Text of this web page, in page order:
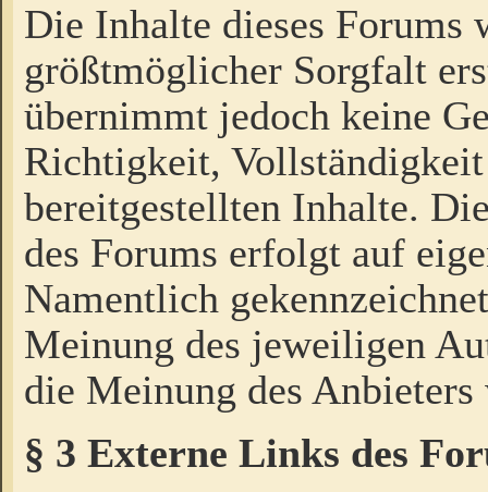
Die Inhalte dieses Forums
größtmöglicher Sorgfalt
übernimmt jedoch keine
Richtigkeit,
bereitgestellten Inhalte.
des Forums erfolgt auf
Namentlich
Meinung des jeweiligen
die Meinung des Anbieters
§ 3 Externe Links des